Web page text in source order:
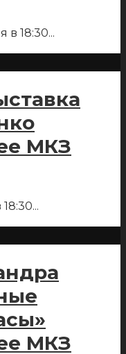
в 18:30...
МКЗ
...
МКЗ